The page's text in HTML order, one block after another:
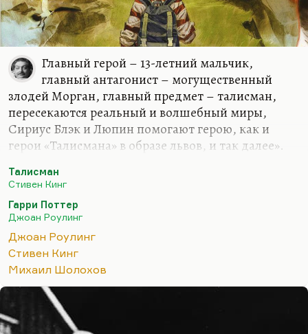
Главный герой – 13-летний мальчик,
главный антагонист – могущественный
злодей Морган, главный предмет – талисман,
пересекаются реальный и волшебный миры,
Сириус Блэк и Люпин помогают герою, как и
герои «Талисмана» в образе львов, и так далее».
Понимаете, вы обратили внимание на
пропповские механизмы или на юнговские
архетипы. В каждой сказке у героя есть
волшебный помощник, в каждой сказке ему
противостоит абсолютное зло. В каждой сказке
герой, как правило, сиротка, чтобы усугубить его
одиночество. Конечно, Роулинг опиралась при
написании романа не столько на Кинга, сколько
на «Копперфильда», Шарлотту Бронте и на ее
героинь. Вообще, она такой синтез всех сестер
Талисман
Стивен Кинг
Гарри Поттер
Джоан Роулинг
Джоан Роулинг
Стивен Кинг
Михаил Шолохов